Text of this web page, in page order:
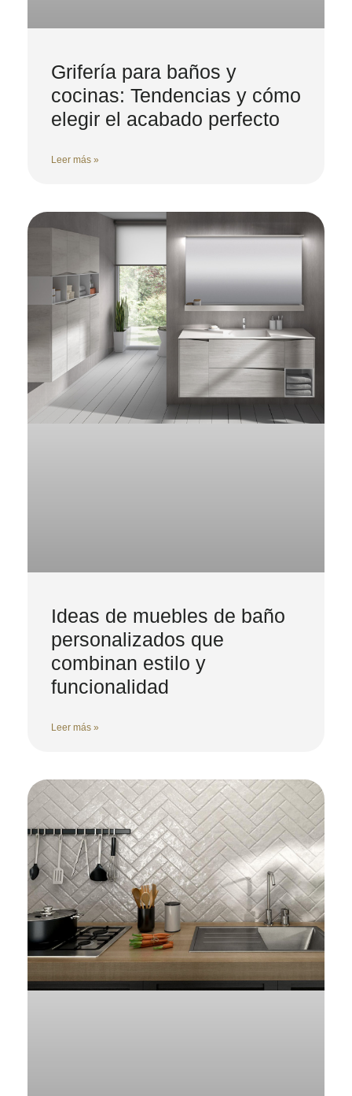
Grifería para baños y
cocinas: Tendencias y cómo
elegir el acabado perfecto
Leer más »
Ideas de muebles de baño
personalizados que
combinan estilo y
funcionalidad
Leer más »